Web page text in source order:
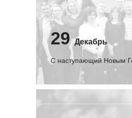
29 Декабрь
С наступающий Новым